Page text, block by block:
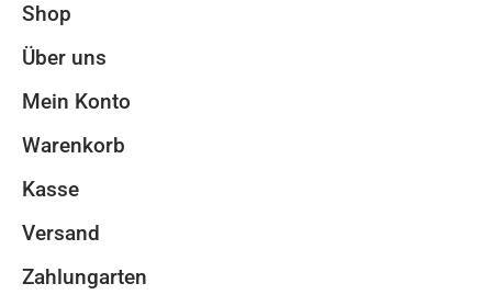
Shop
Über uns
Mein Konto
Warenkorb
Kasse
Versand
Zahlungarten